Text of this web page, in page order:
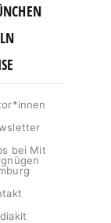
bei Mit